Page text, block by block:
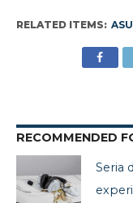
RELATED ITEMS:
RECOMMENDED
Seria